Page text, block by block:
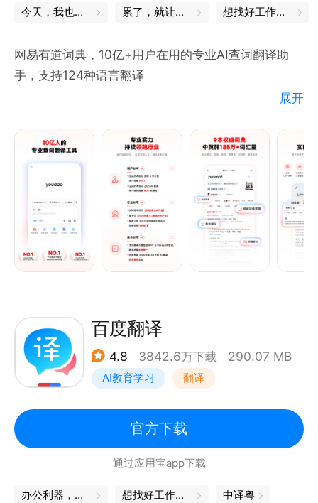
文本翻译：输入文本即可翻译，支持107种语言翻译。
今天，我也是勇敢的打工人 累了，就让身体出去放松一下 想找好工作？试试这款APP
网易有道词典，10亿+用户在用的专业AI查词翻译助
手，支持124种语言翻译
· 收录《全新牛津词典》《韦氏大学英语词典》《柯林
斯高级英汉双解大词典》等9本中英韩权威词典，覆盖
· 内置经济、金融、医学、数学、物理、化学六大专业
术语库
· 提供专业释义、地道发音、双语例句等查询能力
语速。会后保存原文译文，生成AI纪要和脑图
· 文档翻译：内置百万级专业术语量，1:1保留原文排版
· 支持拍照和实景AR翻译、文本翻译、对话翻译
· 可自定义词书，收藏生词、易错词等
· 内置四六级、考研、雅思、托福、初高中等丰富词库
【真题题库，备考更有针对性】
展开
百度翻译
4.8 3842.6万下载 290.07 MB
AI教育学习 翻译
官方下载
通过应用宝app下载
办公利器，让工作更轻松 想找好工作？试试这款APP 中译粤